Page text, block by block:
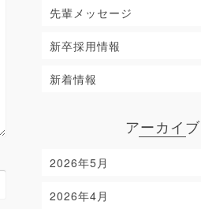
先輩メッセージ
新卒採用情報
新着情報
アーカイブ
2026年5月
2026年4月